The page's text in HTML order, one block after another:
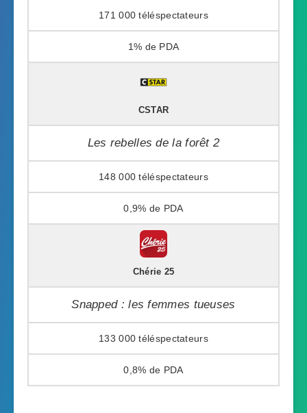
171 000
1%
CSTAR
Les rebelles de la forêt 2
148 000
0,9%
Chérie 25
Snapped : les femmes tueuses
133 000
0,8%